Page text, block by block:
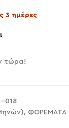
3 ημέρες
τώρα!
018
, ΦΟΡΕΜΑΤΑ